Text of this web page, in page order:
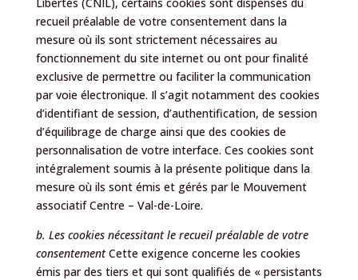
recueil préalable de votre consentement dans la
mesure où ils sont strictement nécessaires au
fonctionnement du site internet ou ont pour finalité
exclusive de permettre ou faciliter la communication
par voie électronique. Il s’agit notamment des cookies
d’identifiant de session, d’authentification, de session
d’équilibrage de charge ainsi que des cookies de
personnalisation de votre interface. Ces cookies sont
intégralement soumis à la présente politique dans la
mesure où ils sont émis et gérés par le Mouvement
associatif Centre – Val-de-Loire.
b. Les cookies nécessitant le recueil préalable de votre
consentementCette exigence concerne les cookies
émis par des tiers et qui sont qualifiés de « persistants